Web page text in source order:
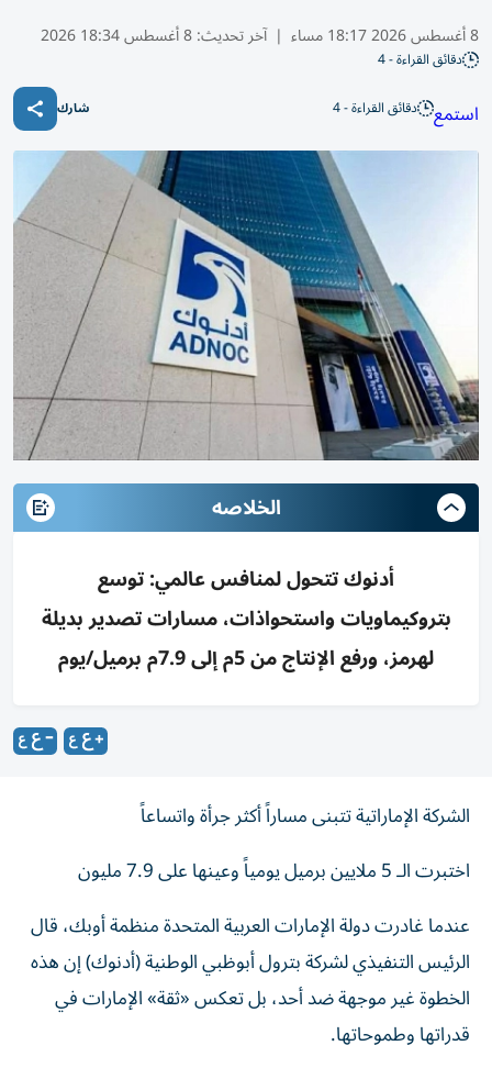
8 أغسطس 2026 18:17 مساء | آخر تحديث:8 أغسطس 18:34 2026
دقائق القراءة - 4
استمع دقائق القراءة - 4 شارك
الخلاصه
أدنوك تتحول لمنافس عالمي: توسع
بتروكيماويات واستحواذات، مسارات تصدير بديلة
لهرمز، ورفع الإنتاج من 5م إلى 7.9م برميل/يوم
الشركة الإماراتية تتبنى مساراً أكثر جرأة واتساعاً
اختبرت الـ 5 ملايين برميل يومياً وعينها على 7.9 مليون
عندما غادرت دولة الإمارات العربية المتحدة منظمة أوبك، قال
الرئيس التنفيذي لشركة بترول أبوظبي الوطنية (أدنوك) إن هذه
الخطوة غير موجهة ضد أحد، بل تعكس «ثقة» الإمارات في
قدراتها وطموحاتها.